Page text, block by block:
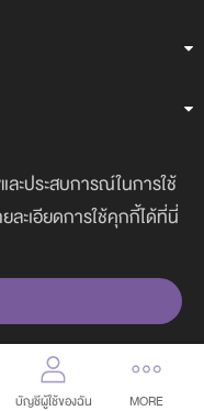
ะประสบการณ์ในการใช้
ะเอียดการใช้คุกกี้ได้ที่นี่
บัญชีผู้ใช้ของฉัน MORE
RIGHTS RESERVED.